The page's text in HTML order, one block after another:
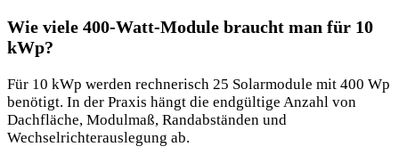
Wie viele 400-Watt-Module braucht man für 10
kWp?
Für 10 kWp werden rechnerisch 25 Solarmodule mit 400 Wp
benötigt. In der Praxis hängt die endgültige Anzahl von
Dachfläche, Modulmaß, Randabständen und
Wechselrichterauslegung ab.